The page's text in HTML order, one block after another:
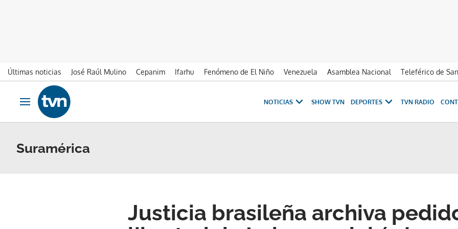
Últimas noticias José Raúl Mulino Cepanim Ifarhu Fenómeno de El Niño Venezuela Asamblea Nacional Teleférico de
Ir al contenido
Obrir navegació
NOTICIAS SHOW TVN DEPORTES TVN RADIO
Suramérica
Justicia brasileña archiva